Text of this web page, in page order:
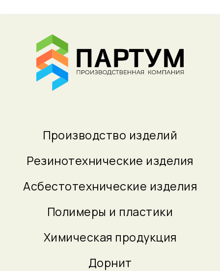
Производство изделий
Резинотехнические изделия
Асбестотехнические изделия
Полимеры и пластики
Химическая продукция
Дорнит